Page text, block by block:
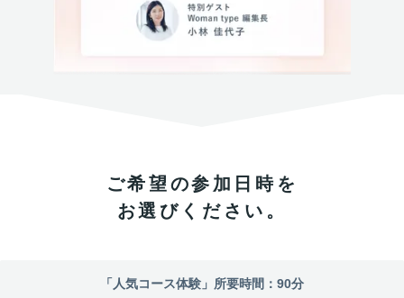
ご希望の参加日時を
お選びください。
「 人気コース体験 」所要時間： 90分